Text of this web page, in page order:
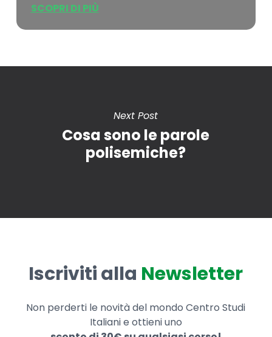
SCOPRI DI PIÙ
Next Post
Cosa sono le parole
polisemiche?
Iscriviti alla Newsletter
Non perderti le novità del mondo Centro Studi
Italiani e ottieni uno